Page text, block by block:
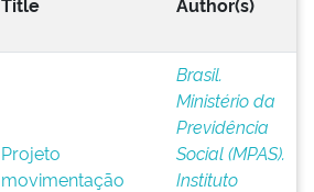
Projeto
movimentação
Brasil.
Ministério da
Previdência
Social (MPAS).
Instituto